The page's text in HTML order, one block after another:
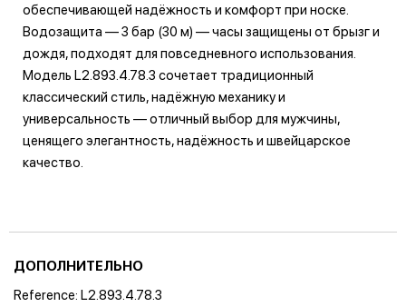
обеспечивающей надёжность и комфорт при носке.
Водозащита — 3 бар (30 м) — часы защищены от брызг и
дождя, подходят для повседневного использования.
Модель L2.893.4.78.3 сочетает традиционный
классический стиль, надёжную механику и
универсальность — отличный выбор для мужчины,
ценящего элегантность, надёжность и швейцарское
качество.
ДОПОЛНИТЕЛЬНО
Reference: L2.893.4.78.3